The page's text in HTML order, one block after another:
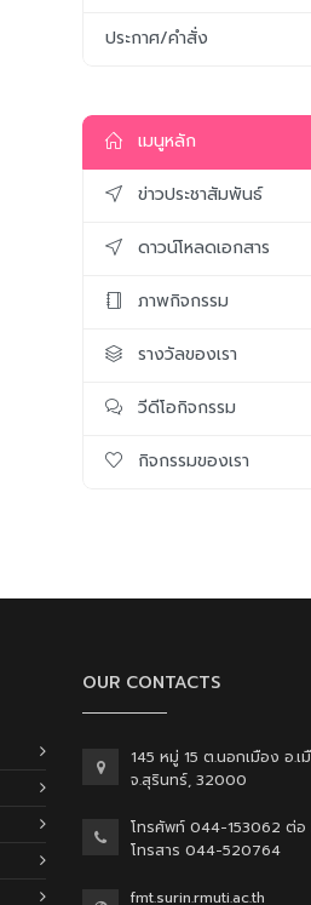
ประกาศ/คำสั่ง
เมนูหลัก
ข่าวประชาสัมพันธ์
ดาวน์โหลดเอกสาร
ภาพกิจกรรม
รางวัลของเรา
วีดีโอกิจกรรม
กิจกรรมของเรา
OUR CONTACTS
145 หมู่ 15 ต.นอกเมือง อ.เ
จ.สุรินทร์, 32000
โทรศัพท์ 044-153062 ต่อ
โทรสาร 044-520764
fmt.surin.rmuti.ac.th